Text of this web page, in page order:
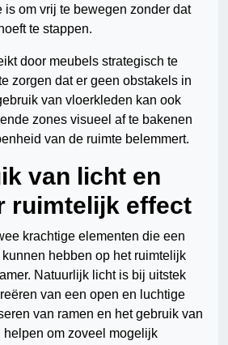
is om vrij te bewegen zonder dat
te stappen.
door meubels strategisch te
zorgen dat er geen obstakels in
van vloerkleden kan ook
zones visueel af te bakenen
van de ruimte belemmert.
van licht en
ruimtelijk effect
krachtige elementen die een
hebben op het ruimtelijk
Natuurlijk licht is bij uitstek
van een open en luchtige
van ramen en het gebruik van
helpen om zoveel mogelijk